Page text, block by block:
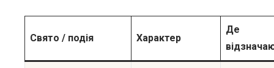
Свято / подія Характер
Де